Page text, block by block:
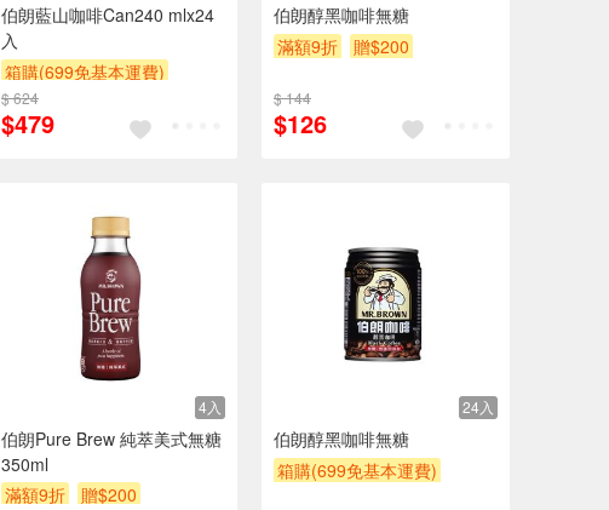
伯朗藍山咖啡Can240 mlx24
入
箱購(699免基本運費)
滿額9折
$ 624
$479
伯朗醇黑咖啡無糖
滿額9折
贈$200
$ 144
$126
4入
伯朗Pure Brew 純萃美式無糖
350ml
滿額9折
贈$200
24入
伯朗醇黑咖啡無糖
箱購(699免基本運費)